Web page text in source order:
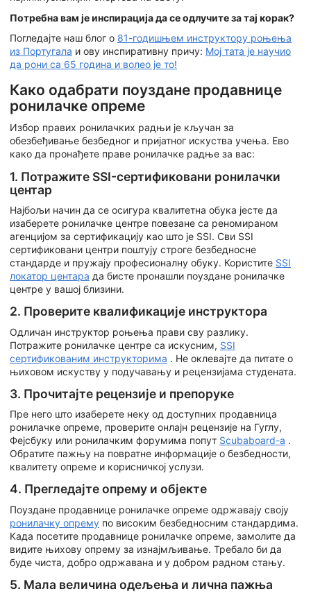
Потребна вам је инспирација да се одлучите за тај корак?
Погледајте наш блог о 81-годишњем инструктору роњења
из Португала и ову инспиративну причу: Мој тата је научио
да рони са 65 година и волео је то!
Како одабрати поуздане продавнице
ронилачке опреме
Избор правих ронилачких радњи је кључан за
обезбеђивање безбедног и пријатног искуства учења. Ево
како да пронађете праве ронилачке радње за вас:
1. Потражите SSI-сертификовани ронилачки
центар
Најбољи начин да се осигура квалитетна обука јесте да
изаберете ронилачке центре повезане са реномираном
агенцијом за сертификацију као што је SSI. Сви SSI
сертификовани центри поштују строге безбедносне
стандарде и пружају професионалну обуку. Користите SSI
локатор центара да бисте пронашли поуздане ронилачке
центре у вашој близини.
2. Проверите квалификације инструктора
Одличан инструктор роњења прави сву разлику.
Потражите ронилачке центре са искусним, SSI
сертификованим инструкторима . Не оклевајте да питате о
њиховом искуству у подучавању и рецензијама студената.
3. Прочитајте рецензије и препоруке
Пре него што изаберете неку од доступних продавница
ронилачке опреме, проверите онлајн рецензије на Гуглу,
Фејсбуку или ронилачким форумима попут Scubaboard-а .
Обратите пажњу на повратне информације о безбедности,
квалитету опреме и корисничкој услузи.
4. Прегледајте опрему и објекте
Поуздане продавнице ронилачке опреме одржавају своју
ронилачку опрему по високим безбедносним стандардима.
Када посетите продавнице ронилачке опреме, замолите да
видите њихову опрему за изнајмљивање. Требало би да
буде чиста, добро одржавана и у добром радном стању.
5. Мала величина одељења и лична пажња